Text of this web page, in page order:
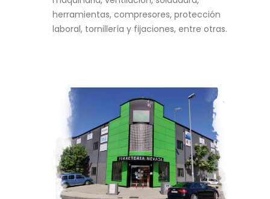
herramientas, compresores, protección
laboral, tornillería y fijaciones, entre otras.